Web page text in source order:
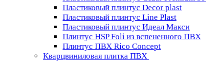
Пластиковый плинтус Decor plast
Пластиковый плинтус Line Plast
Пластиковый плинтус Идеал Макси
Плинтус HSP Foli из вспененного ПВХ
Плинтус ПВХ Rico Concept
Кварцвиниловая плитка ПВХ